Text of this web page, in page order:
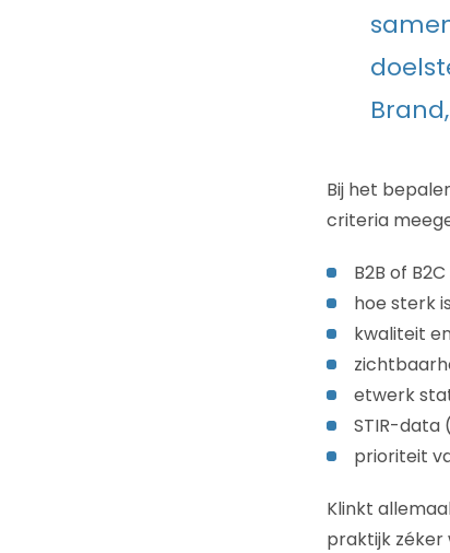
Bij het
criteria
B2B of
hoe sterk
kwaliteit
etwerk
STIR-data
prioriteit
Klinkt
praktijk zéker